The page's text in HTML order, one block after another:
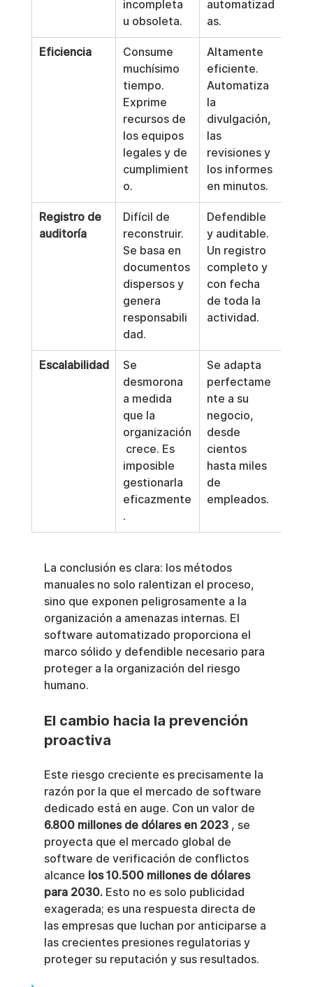
incompleta
u obsoleta.
automatizad
as.
Eficiencia
Consume
muchísimo
tiempo.
Exprime
recursos de
los equipos
legales y de
cumplimient
o.
Altamente
eficiente.
Automatiza
la
divulgación,
las
revisiones y
los informes
en minutos.
Registro de
auditoría
Difícil de
reconstruir.
Se basa en
documentos
dispersos y
genera
responsabili
dad.
Defendible
y auditable.
Un registro
completo y
con fecha
de toda la
actividad.
Escalabilidad
Se
desmorona
a medida
que la
organización
crece. Es
imposible
gestionarla
eficazmente
.
Se adapta
perfectame
nte a su
negocio,
desde
cientos
hasta miles
de
empleados.
La conclusión es clara: los métodos
manuales no solo ralentizan el proceso,
sino que exponen peligrosamente a la
organización a amenazas internas. El
software automatizado proporciona el
marco sólido y defendible necesario para
proteger a la organización del riesgo
humano.
El cambio hacia la prevención
proactiva
Este riesgo creciente es precisamente la
razón por la que el mercado de software
dedicado está en auge. Con un valor de
6.800 millones de dólares en 2023 , se
proyecta que el mercado global de
software de verificación de conflictos
alcance los 10.500 millones de dólares
para 2030. Esto no es solo publicidad
exagerada; es una respuesta directa de
las empresas que luchan por anticiparse a
las crecientes presiones regulatorias y
proteger su reputación y sus resultados.